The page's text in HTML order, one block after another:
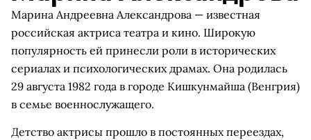
Марина Андреевна Александрова — известная
российская актриса театра и кино. Широкую
популярность ей принесли роли в исторических
сериалах и психологических драмах. Она родилась
29 августа 1982 года в городе Кишкунмайша (Венгрия)
в семье военнослужащего.
Детство актрисы прошло в постоянных переездах,